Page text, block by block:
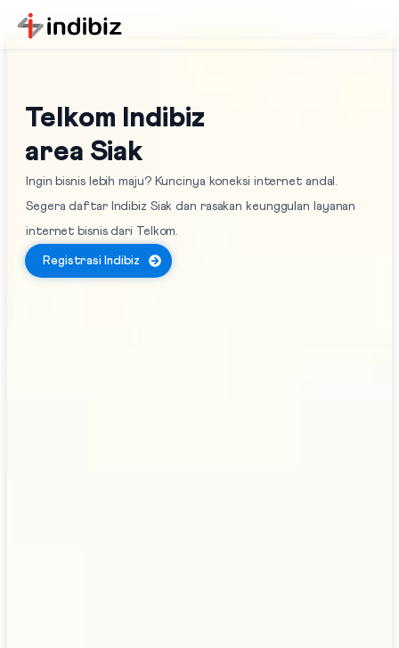
Telkom Indibiz
area Siak
Ingin bisnis lebih maju? Kuncinya koneksi internet andal.
Segera daftar Indibiz Siak dan rasakan keunggulan layanan
internet bisnis dari Telkom.
Registrasi Indibiz